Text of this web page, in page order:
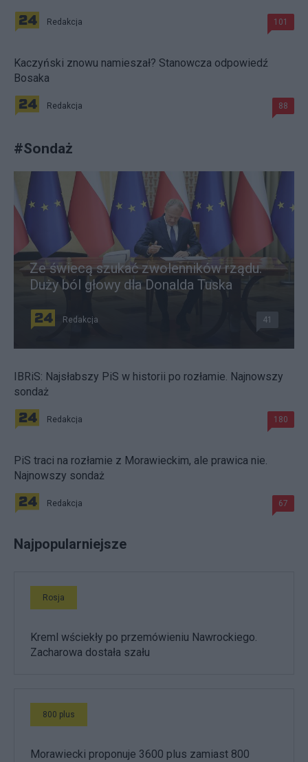
Redakcja 101
Kaczyński znowu namieszał? Stanowcza odpowiedź
Bosaka
Redakcja 88
#Sondaż
Ze świecą szukać zwolenników rządu.
Duży ból głowy dla Donalda Tuska
Redakcja 41
IBRiS: Najsłabszy PiS w historii po rozłamie. Najnowszy
sondaż
Redakcja 180
PiS traci na rozłamie z Morawieckim, ale prawica nie.
Najnowszy sondaż
Redakcja 67
Najpopularniejsze
Rosja
Kreml wściekły po przemówieniu Nawrockiego.
Zacharowa dostała szału
800 plus
Morawiecki proponuje 3600 plus zamiast 800